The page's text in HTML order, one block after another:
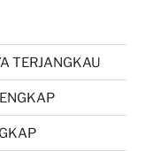
TERJANGKAU